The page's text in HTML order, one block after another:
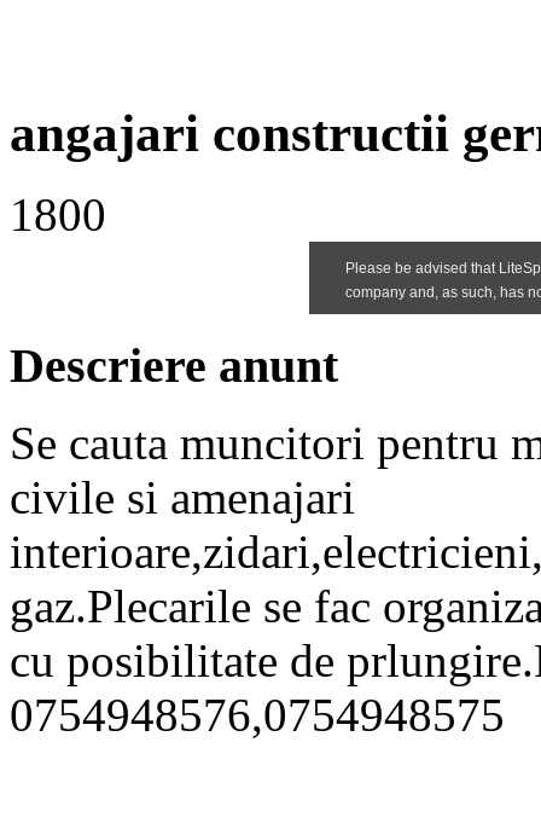
angajari constructii
1800
Descriere anunt
Se cauta muncitori pentru
civile si amenajari
gaz.Plecarile se fac
cu posibilitate de
0754948576,0754948575